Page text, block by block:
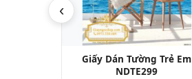
‹
Giấy Dán Tường Trẻ Em
NDTE299